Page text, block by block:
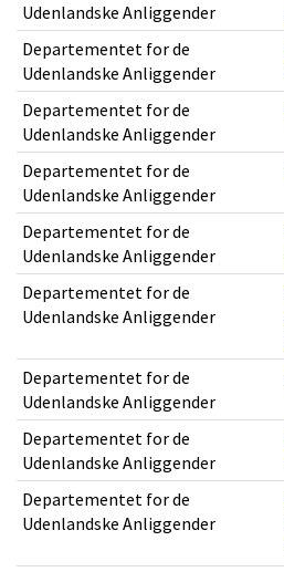
Udenlandske Anliggender
Departementet for de
Udenlandske Anliggender
Departementet for de
Udenlandske Anliggender
Departementet for de
Udenlandske Anliggender
Departementet for de
Udenlandske Anliggender
Departementet for de
Udenlandske Anliggender
Departementet for de
Udenlandske Anliggender
Departementet for de
Udenlandske Anliggender
Departementet for de
Udenlandske Anliggender